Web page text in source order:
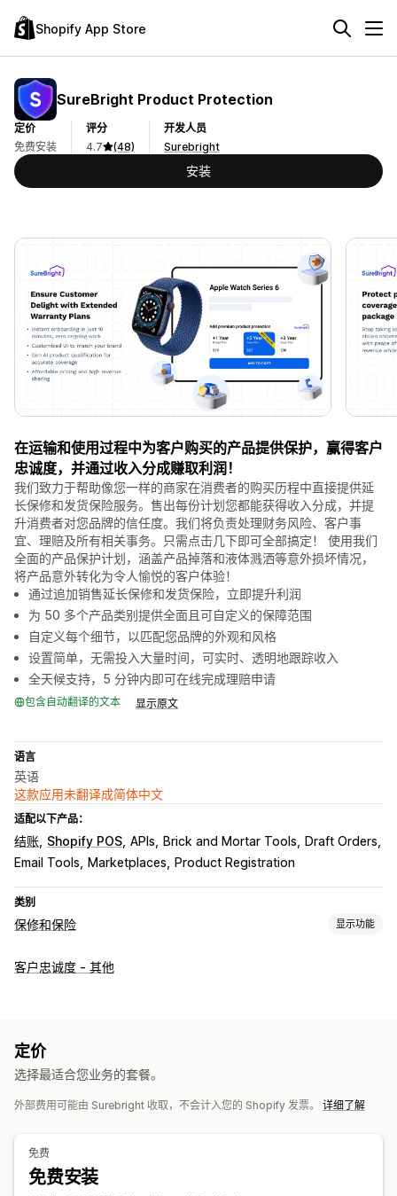
Shopify App Store
SureBright Product Protection
定价
免费安装
评分
4.7
(48)
开发人员
Surebright
安装
在运输和使用过程中为客户购买的产品提供保护，赢得客户
忠诚度，并通过收入分成赚取利润！
我们致力于帮助像您一样的商家在消费者的购买历程中直接提供延
长保修和发货保险服务。售出每份计划您都能获得收入分成，并提
升消费者对您品牌的信任度。我们将负责处理财务风险、客户事
宜、理赔及所有相关事务。只需点击几下即可全部搞定！ 使用我们
全面的产品保护计划，涵盖产品掉落和液体溅洒等意外损坏情况，
将产品意外转化为令人愉悦的客户体验！
通过追加销售延长保修和发货保险，立即提升利润
为 50 多个产品类别提供全面且可自定义的保障范围
自定义每个细节，以匹配您品牌的外观和风格
设置简单，无需投入大量时间，可实时、透明地跟踪收入
全天候支持，5 分钟内即可在线完成理赔申请
包含自动翻译的文本 显示原文
语言
英语
这款应用未翻译成简体中文
适配以下产品：
结账 Shopify POS APIs Brick and Mortar Tools
Draft Orders
Email Tools
Marketplaces Product Registration
类别
保修和保险 显示功能
承保类型
选择加入体验
自动选择加入 购物车页面
自动处理
理赔控制面板 跟踪
客户忠诚度 - 其他
定价
选择最适合您业务的套餐。
外部费用可能由 Surebright 收取，不会计入您的 Shopify 发票。 详细了解
免费
免费安装